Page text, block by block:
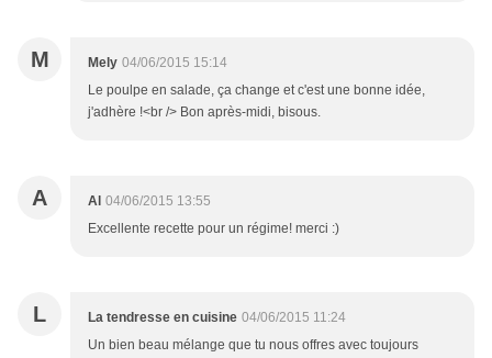
M Mely 04/06/2015 15:14
Le poulpe en salade, ça change et c'est une bonne idée,
j'adhère !<br /> Bon après-midi, bisous.
A Al 04/06/2015 13:55
Excellente recette pour un régime! merci :)
L La tendresse en cuisine 04/06/2015 11:24
Un bien beau mélange que tu nous offres avec toujours